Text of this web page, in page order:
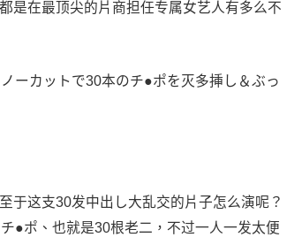
是在最顶尖的片商担任专属女艺人有多么不
ーカットで30本のチ●ポを灭多挿し＆ぶっ
于这支30发中出し大乱交的片子怎么演呢？
●ポ、也就是30根老二，不过一人一发太便